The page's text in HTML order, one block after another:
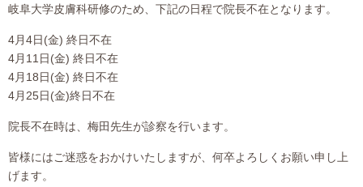
岐阜大学皮膚科研修のため、下記の日程で院長不在となります。
4月4日(金) 終日不在
4月11日(金) 終日不在
4月18日(金) 終日不在
4月25日(金)終日不在
院長不在時は、梅田先生が診察を行います。
皆様にはご迷惑をおかけいたしますが、何卒よろしくお願い申し上
げます。